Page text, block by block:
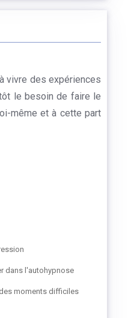
vivre des expériences
tôt le besoin de faire le
même et à cette part
dans l'autohypnose
moments difficiles